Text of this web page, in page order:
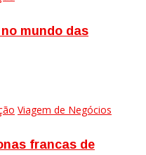
mundo das
Viagem de Negócios
francas de